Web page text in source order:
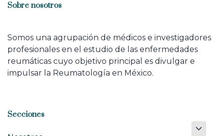
Sobre nosotros
Somos una agrupación de médicos e investigadores
profesionales en el estudio de las enfermedades
reumáticas cuyo objetivo principal es divulgar e
impulsar la Reumatología en México.
Secciones